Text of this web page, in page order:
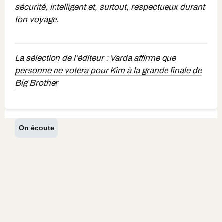
sécurité, intelligent et, surtout, respectueux durant
ton voyage.
La sélection de l'éditeur : Varda affirme que
personne ne votera pour Kim à la grande finale de
Big Brother
On écoute